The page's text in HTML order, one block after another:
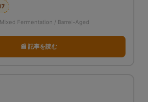
Fermentation / Barrel-Aged
📰 記事を読む